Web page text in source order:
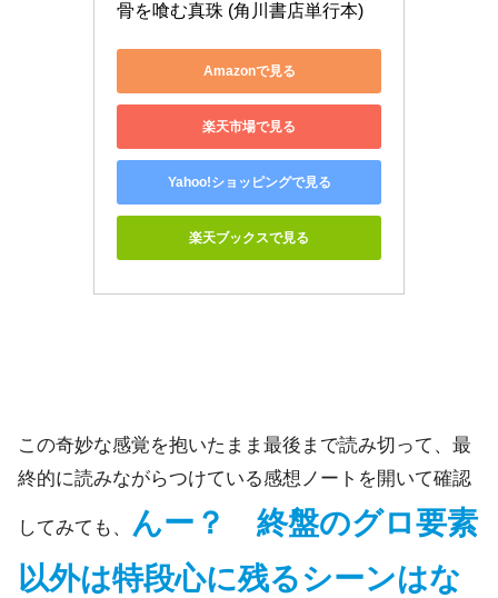
骨を喰む真珠 (角川書店単行本)
Amazonで見る
楽天市場で見る
Yahoo!ショッピングで見る
楽天ブックスで見る
この奇妙な感覚を抱いたまま最後まで読み切って、最
終的に読みながらつけている感想ノートを開いて確認
してみても、
んー？ 終盤のグロ要素
以外は特段心に残るシーンはな